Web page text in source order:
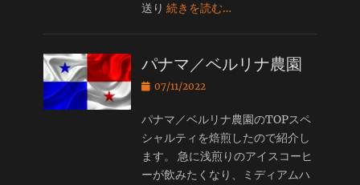
送り続きを読む…
パナマ／ベルリナ農園
投
日
07/11/2022
パナマ／ベルリナ農園のTOPスペ
シャルティを焙煎したので紹介し
ます。 急に浅煎りのアイスコーヒ
ーが飲みたくなり、ミディアムハ